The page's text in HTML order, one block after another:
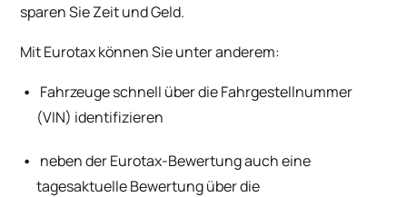
sparen Sie Zeit und Geld.
Mit Eurotax können Sie unter anderem:
Fahrzeuge schnell über die Fahrgestellnummer
(VIN) identifizieren
neben der Eurotax-Bewertung auch eine
tagesaktuelle Bewertung über die